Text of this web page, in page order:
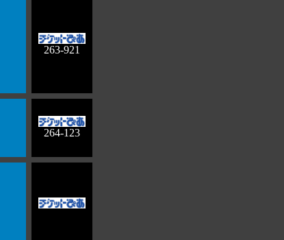
263-921
264-123